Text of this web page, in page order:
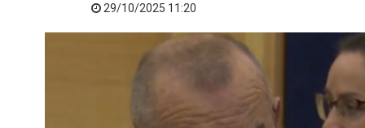
29/10/2025 11:20